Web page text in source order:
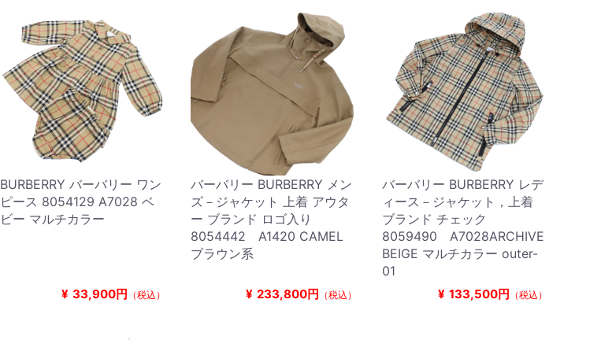
BURBERRY バーバリー ワン
ピース 8054129 A7028 ベ
ビー マルチカラー
¥ 33,900円 （税込）
バーバリー BURBERRY メン
ズ－ジャケット 上着 アウタ
ー ブランド ロゴ入り
8054442 A1420 CAMEL
ブラウン系
¥ 233,800円 （税込）
バーバリー BURBERRY レデ
ィース－ジャケット，上着
ブランド チェック
8059490 A7028ARCHIVE
BEIGE マルチカラー outer-
01
¥ 133,500円 （税込）